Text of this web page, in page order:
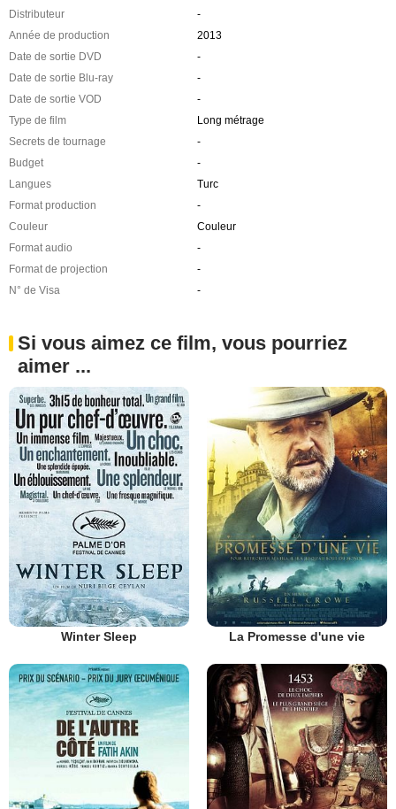
Distributeur
-
Année de production
2013
Date de sortie DVD
-
Date de sortie Blu-ray
-
Date de sortie VOD
-
Type de film
Long métrage
Secrets de tournage
-
Budget
-
Langues
Turc
Format production
-
Couleur
Couleur
Format audio
-
Format de projection
-
N° de Visa
-
Si vous aimez ce film, vous pourriez
aimer ...
Winter Sleep La Promesse d'une vie